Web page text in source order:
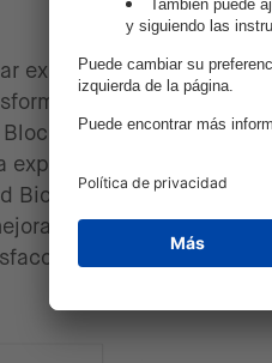
experiencias digitales
aprovechando
IA/ML y
en Pagos
Biométrica garantiza
tanto la
del cliente.